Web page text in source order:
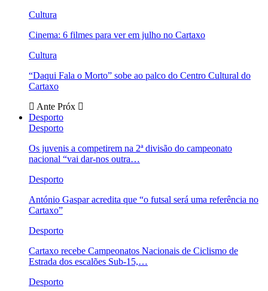
Cultura
Cinema: 6 filmes para ver em julho no Cartaxo
Cultura
“Daqui Fala o Morto” sobe ao palco do Centro Cultural do
Cartaxo
Ante Próx
Desporto
Desporto
Os juvenis a competirem na 2ª divisão do campeonato
nacional “vai dar-nos outra…
Desporto
António Gaspar acredita que “o futsal será uma referência no
Cartaxo”
Desporto
Cartaxo recebe Campeonatos Nacionais de Ciclismo de
Estrada dos escalões Sub-15,…
Desporto